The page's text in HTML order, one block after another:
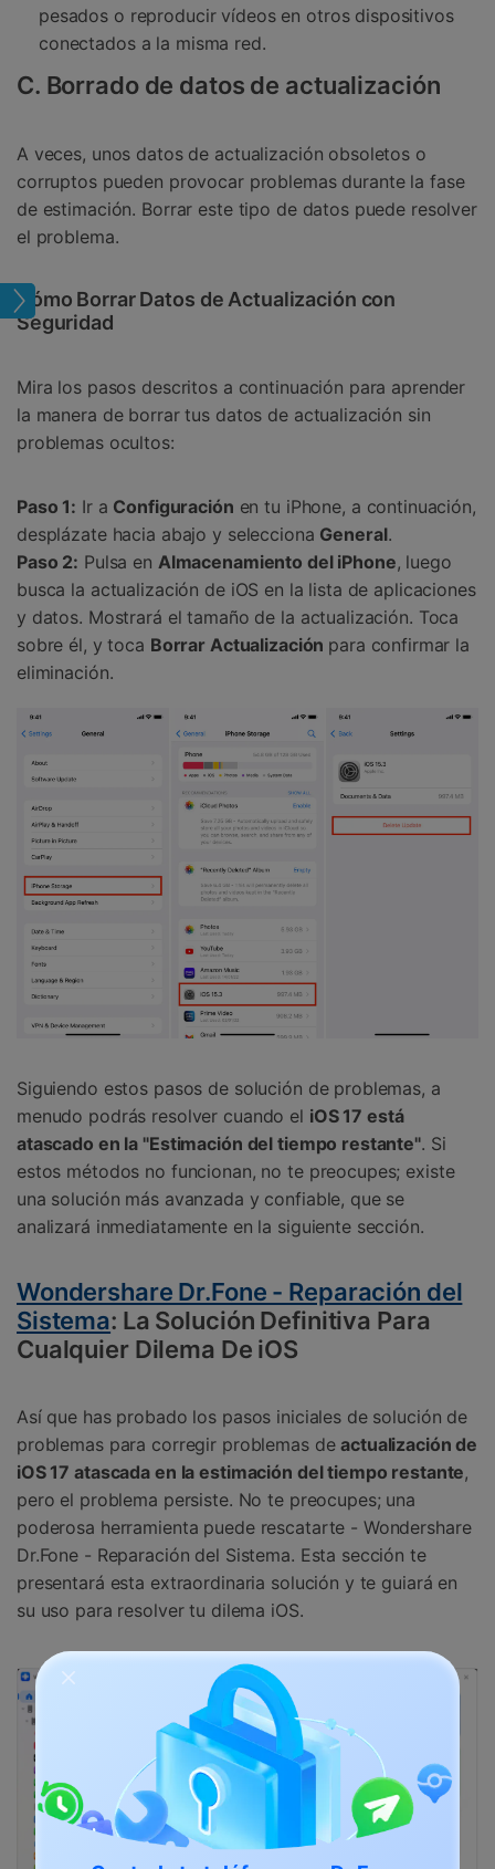
pesados o reproducir vídeos en otros dispositivos
conectados a la misma red.
C. Borrado de datos de actualización
A veces, unos datos de actualización obsoletos o
corruptos pueden provocar problemas durante la fase
de estimación. Borrar este tipo de datos puede resolver
el problema.
Cómo Borrar Datos de Actualización con
Seguridad
Mira los pasos descritos a continuación para aprender
la manera de borrar tus datos de actualización sin
problemas ocultos:
Paso 1: Ir a Configuración en tu iPhone, a continuación,
desplázate hacia abajo y selecciona General.
Paso 2: Pulsa en Almacenamiento del iPhone, luego
busca la actualización de iOS en la lista de aplicaciones
y datos. Mostrará el tamaño de la actualización. Toca
sobre él, y toca Borrar Actualización para confirmar la
eliminación.
Siguiendo estos pasos de solución de problemas, a
menudo podrás resolver cuando el iOS 17 está
atascado en la "Estimación del tiempo restante". Si
estos métodos no funcionan, no te preocupes; existe
una solución más avanzada y confiable, que se
analizará inmediatamente en la siguiente sección.
Wondershare Dr.Fone - Reparación del
Sistema: La Solución Definitiva Para
Cualquier Dilema De iOS
Así que has probado los pasos iniciales de solución de
problemas para corregir problemas deactualización de
iOS 17 atascada en la estimación del tiempo restante,
pero el problema persiste. No te preocupes; una
poderosa herramienta puede rescatarte - Wondershare
Dr.Fone - Reparación del Sistema. Esta sección te
presentará esta extraordinaria solución y te guiará en
su uso para resolver tu dilema iOS.
17